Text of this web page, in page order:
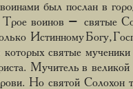
был послан в
воинов – святые
Истинному Богу,
которых святые
Мучитель в великой
Но святой Солохон